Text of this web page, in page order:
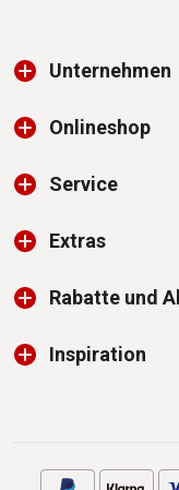
Unternehmen
Onlineshop
Service
Extras
Rabatte und
Inspiration